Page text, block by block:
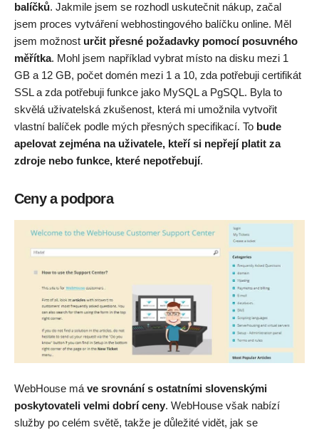
balíčků. Jakmile jsem se rozhodl uskutečnit nákup, začal
jsem proces vytváření webhostingového balíčku online. Měl
jsem možnost určit přesné požadavky pomocí posuvného
měřítka. Mohl jsem například vybrat místo na disku mezi 1
GB a 12 GB, počet domén mezi 1 a 10, zda potřebuji certifikát
SSL a zda potřebuji funkce jako MySQL a PgSQL. Byla to
skvělá uživatelská zkušenost, která mi umožnila vytvořit
vlastní balíček podle mých přesných specifikací. To bude
apelovat zejména na uživatele, kteří si nepřejí platit za
zdroje nebo funkce, které nepotřebují.
Ceny a podpora
WebHouse máve srovnání s ostatními slovenskými
poskytovateli velmi dobrí ceny. WebHouse však nabízí
služby po celém světě, takže je důležité vidět, jak se